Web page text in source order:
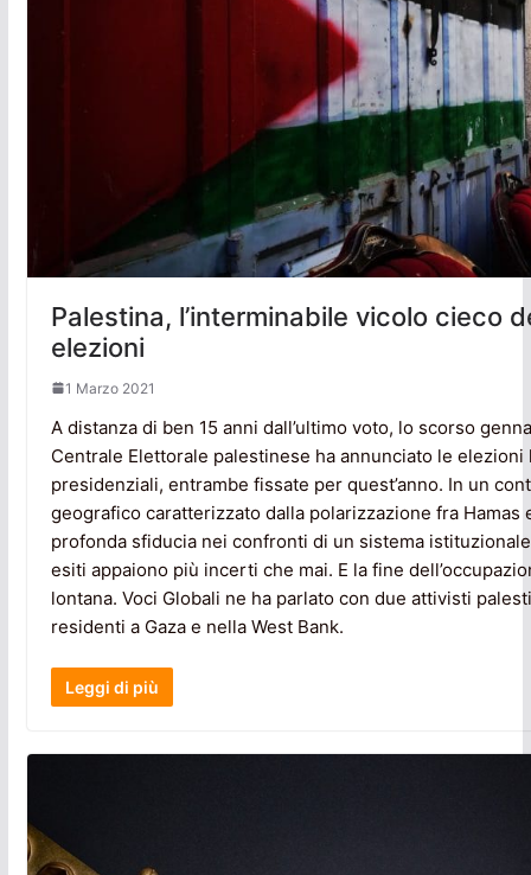
Palestina, l’interminabile vicolo cieco
elezioni
1 Marzo 2021
A distanza di ben 15 anni dall’ultimo voto, lo scorso
Centrale Elettorale palestinese ha annunciato le elezioni
presidenziali, entrambe fissate per quest’anno. In un
geografico caratterizzato dalla polarizzazione fra Hamas
profonda sfiducia nei confronti di un sistema
esiti appaiono più incerti che mai. E la fine
lontana. Voci Globali ne ha parlato con due attivisti
residenti a Gaza e nella West Bank.
Leggi di più